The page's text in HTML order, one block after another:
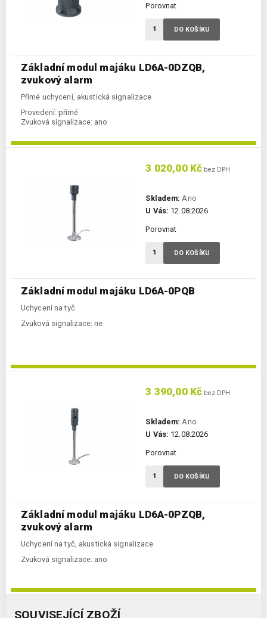
Základní modul majáku LD6A-0DZQB,
zvukový alarm
Přímé uchycení, akustická signalizace
Provedení: přímé
Zvuková signalizace: ano
Porovnat
DO KOŠÍKU
Základní modul majáku LD6A-0PQB
Uchycení na tyč
Zvuková signalizace: ne
3 020,00 Kč bez DPH
Skladem: Ano
U Vás: 12.08.2026
Porovnat
DO KOŠÍKU
Základní modul majáku LD6A-0PZQB,
zvukový alarm
Uchycení na tyč, akustická signalizace
Zvuková signalizace: ano
3 390,00 Kč bez DPH
Skladem: Ano
U Vás: 12.08.2026
Porovnat
DO KOŠÍKU
SOUVISEJÍCÍ ZBOŽÍ